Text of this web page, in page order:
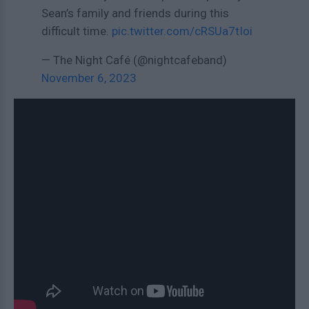
Sean’s family and friends during this
difficult time. pic.twitter.com/cRSUa7tIoi
— The Night Café (@nightcafeband)
November 6, 2023